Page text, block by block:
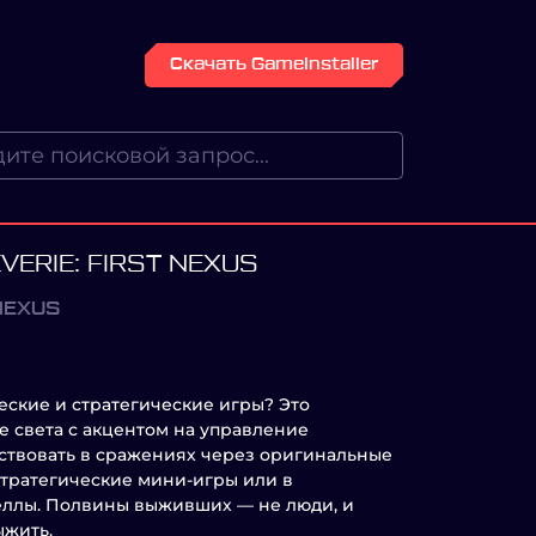
Скачать GameInstaller
FIRST NEXUS
и стратегические игры? Это
света с акцентом на управление
в сражениях через оригинальные
мини-игры или в
Полвины выживших — не люди, и